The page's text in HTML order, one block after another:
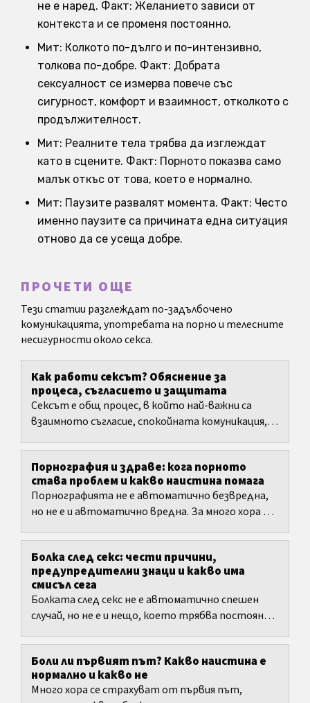
не е наред. Факт: Желанието зависи от
контекста и се променя постоянно.
Мит: Колкото по-дълго и по-интензивно,
толкова по-добре. Факт: Добрата
сексуалност се измерва повече със
сигурност, комфорт и взаимност, отколкото с
продължителност.
Мит: Реалните тела трябва да изглеждат
като в сцените. Факт: Порното показва само
малък откъс от това, което е нормално.
Мит: Паузите развалят момента. Факт: Често
именно паузите са причината една ситуация
отново да се усеща добре.
ПРОЧЕТИ ОЩЕ
Тези статии разглеждат по-задълбочено
комуникацията, употребата на порно и телесните
несигурности около секса.
Как работи сексът? Обяснение за
процеса, съгласието и защитата
Сексът е общ процес, в който най-важни са
взаимното съгласие, спокойната комуникация,
бременност и инфекции.
Порнография и здраве: кога порното
става проблем и какво наистина помага
Порнографията не е автоматично безвредна,
но не е и автоматично вредна. За много хора тя
последици. Проблем се...
Болка след секс: чести причини,
предупредителни знаци и какво има
смисъл сега
Болката след секс не е автоматично спешен
случай, но не е и нещо, което трябва постоянно
Боли ли първият път? Какво наистина е
нормално и какво не
Много хора се страхуват от първия път,